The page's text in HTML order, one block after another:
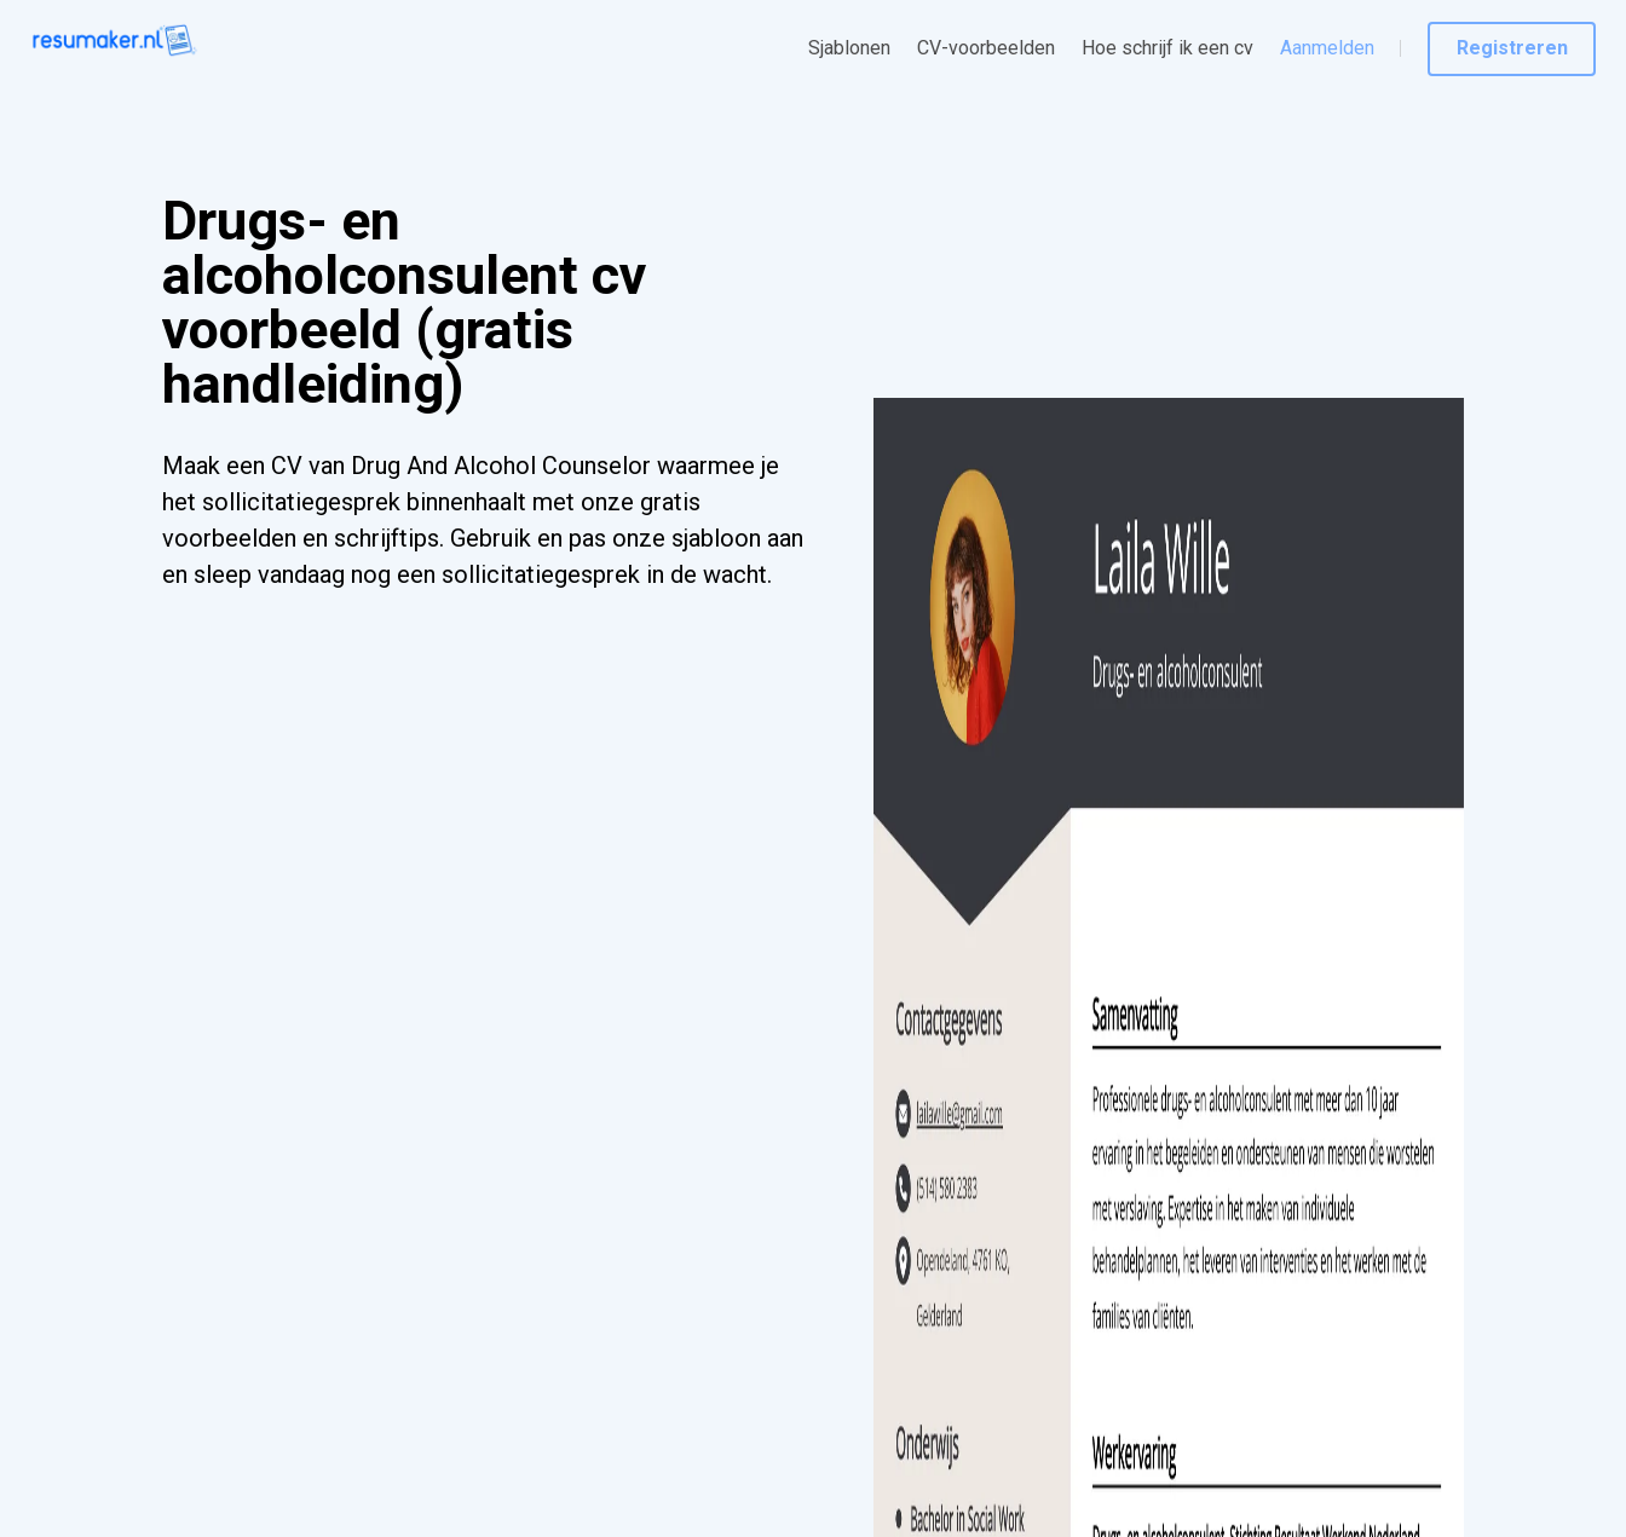
Sjablonen CV-voorbeelden Hoe schrijf ik een cv Aanmelden Registreren
Drugs- en
alcoholconsulent cv
voorbeeld (gratis
handleiding)
Maak een CV van Drug And Alcohol Counselor waarmee je
het sollicitatiegesprek binnenhaalt met onze gratis
voorbeelden en schrijftips. Gebruik en pas onze sjabloon aan
en sleep vandaag nog een sollicitatiegesprek in de wacht.